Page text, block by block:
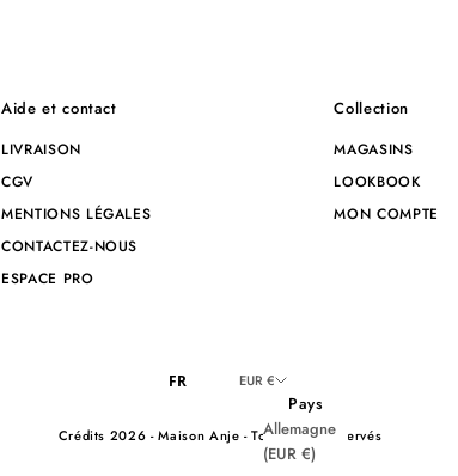
Aide et contact
LIVRAISON
CGV
MENTIONS LÉGALES
CONTACTEZ-NOUS
ESPACE PRO
Collection
MAGASINS
LOOKBOOK
MON COMPTE
FR EUR €
Pays
Allemagne
(EUR €)
Crédits 2026 - Maison Anje - Tous droits réservés